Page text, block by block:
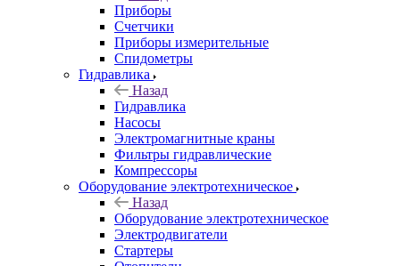
Приборы
Счетчики
Приборы измерительные
Спидометры
Гидравлика
Назад
Гидравлика
Насосы
Электромагнитные краны
Фильтры гидравлические
Компрессоры
Оборудование электротехническое
Назад
Оборудование электротехническое
Электродвигатели
Стартеры